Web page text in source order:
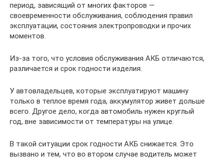
период, зависящий от многих факторов —
своевременности обслуживания, соблюдения правил
эксплуатации, состояния электропроводки и прочих
моментов.
Из-за того, что условия обслуживания АКБ отличаются,
различается и срок годности изделия.
У автовладельцев, которые эксплуатируют машину
только в теплое время года, аккумулятор живет дольше
всего. Другое дело, когда автомобиль нужен круглый
год, вне зависимости от температуры на улице.
В такой ситуации срок годности АКБ снижается. Это
вызвано и тем, что во втором случае водитель может